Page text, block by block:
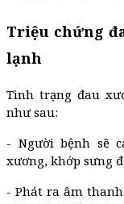
Triệu chứng
lạnh
Tình trạng đau
như sau:
- Người bệnh sẽ
xương, khớp sưng
- Phát ra âm